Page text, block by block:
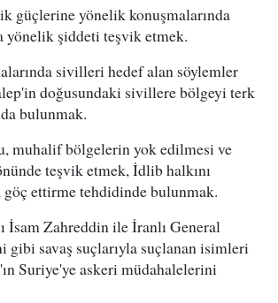
güçlerine yönelik konuşmalarında
yönelik şiddeti teşvik etmek.
sivilleri hedef alan söylemler
doğusundaki sivillere bölgeyi terk
bulunmak.
muhalif bölgelerin yok edilmesi ve
teşvik etmek, İdlib halkını
ettirme tehdidinde bulunmak.
İsam Zahreddin ile İranlı General
gibi savaş suçlarıyla suçlanan isimleri
Suriye'ye askeri müdahalelerini